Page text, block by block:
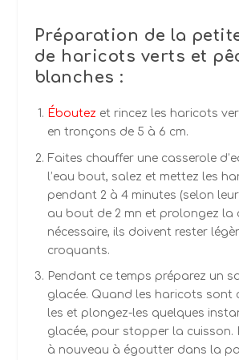
Préparation de la
de haricots verts et
blanches :
Éboutez et rincez les haricots
en tronçons de 5 à 6 cm.
Faites chauffer une casserole
l’eau bout, salez et mettez les
pendant 2 à 4 minutes (selon
au bout de 2 mn et prolongez la
nécessaire, ils doivent rester
croquants.
Pendant ce temps préparez un
glacée. Quand les haricots sont
les et plongez-les quelques
glacée, pour stopper la cuisson.
à nouveau à égoutter dans la